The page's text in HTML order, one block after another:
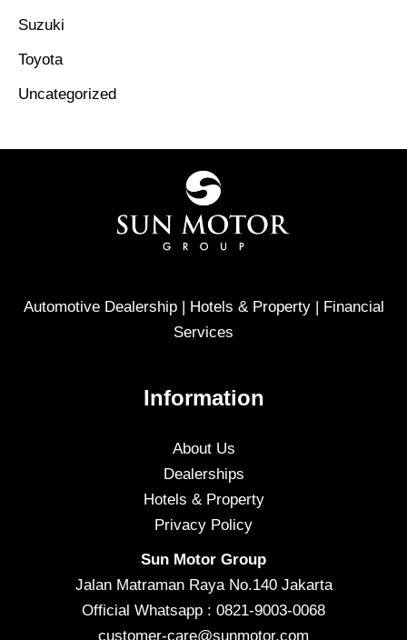
Suzuki
Toyota
Uncategorized
Automotive Dealership | Hotels & Property | Financial
Services
Information
About Us
Dealerships
Hotels & Property
Privacy Policy
Sun Motor Group
Jalan Matraman Raya No.140 Jakarta
Official Whatsapp : 0821-9003-0068
customer-care@sunmotor.com